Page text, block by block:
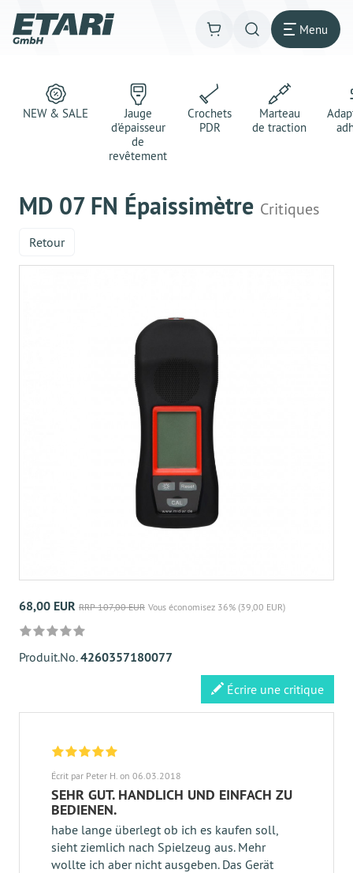
Menu
NEW & SALE
Jauge
d'épaisseur
de
revêtement
Crochets
PDR
Marteau
de traction
MD 07 FN Épaissimètre Critiques
Retour
68,00 EUR RRP 107,00 EUR Vous économisez 36% (39,00 EUR)
Produit.No.4260357180077
Écrire une critique
Écrit par Peter H. on 06.03.2018
SEHR GUT. HANDLICH UND EINFACH ZU
BEDIENEN.
habe lange überlegt ob ich es kaufen soll,
sieht ziemlich nach Spielzeug aus. Mehr
wollte ich aber nicht ausgeben. Das Gerät